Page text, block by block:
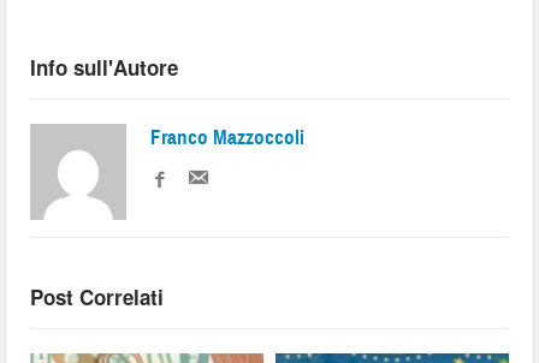
Info sull'Autore
Franco Mazzoccoli
Post Correlati